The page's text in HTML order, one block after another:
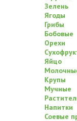
Зелень
Ягоды
Грибы
Бобовые
Орехи
Яйцо
Крупы
Мучные
Напитки
Соевые